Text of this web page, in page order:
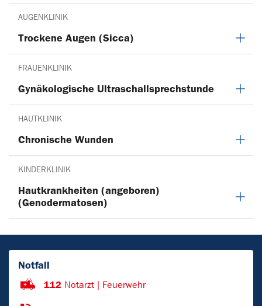
AUGENKLINIK
Trockene Augen (Sicca)
FRAUENKLINIK
Gynäkologische Ultraschallsprechstunde
HAUTKLINIK
Chronische Wunden
KINDERKLINIK
Hautkrankheiten (angeboren)
(Genodermatosen)
Notfall
112 Notarzt | Feuerwehr